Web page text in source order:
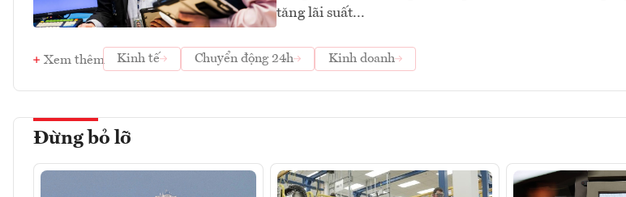
tăng lãi suất...
Xem thêm Kinh tế Chuyển động 24h Kinh doanh
Đừng bỏ lỡ